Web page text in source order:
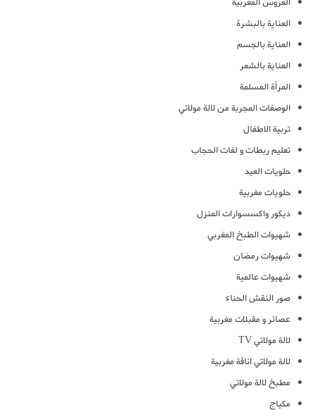
العناية بالبشرة
العناية بالجسم
العناية بالشعر
المرأة المسلمة
الوصفات المجربة من لالة مولاتي
تربية الاطفال
تعليم ربطات و لفات الحجاب
حلويات العيد
حلويات مغربية
ديكور واكسسوارات المنزل
شهيوات الطبخ المغربي
شهيوات رمضان
شهيوات عالمية
صور النقش الحناء
عصائر و مقبلات مغربية
لالة مولاتي TV
لالة مولاتي اناقة مغربية
مطبخ لالة مولاتي
مكياج